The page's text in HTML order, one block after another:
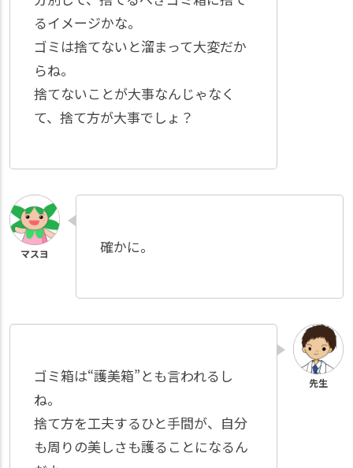
るイメージかな。
ゴミは捨てないと溜まって大変だか
らね。
捨てないことが大事なんじゃなく
て、捨て方が大事でしょ？
確かに。
ゴミ箱は“護美箱”とも言われるし
ね。
捨て方を工夫するひと手間が、自分
も周りの美しさも護ることになるん